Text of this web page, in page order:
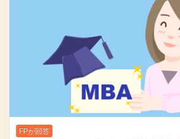
FPが回答